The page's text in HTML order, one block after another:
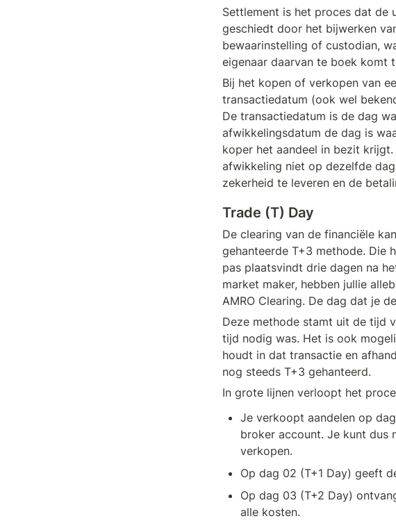
Settlement is het proces dat de
geschiedt door het bijwerken
bewaarinstelling of custodian,
eigenaar daarvan te boek komt
Bij het kopen of verkopen van
transactiedatum (ook wel
De transactiedatum is de dag
afwikkelingsdatum de dag is
koper het aandeel in bezit
afwikkeling niet op dezelfde
zekerheid te leveren en de
Trade (T) Day
De clearing van de financiële
gehanteerde T+3 methode. Die
pas plaatsvindt drie dagen na
market maker, hebben jullie
AMRO Clearing. De dag dat je
Deze methode stamt uit de tijd
tijd nodig was. Het is ook
houdt in dat transactie en
nog steeds T+3 gehanteerd.
In grote lijnen verloopt het
Je verkoopt aandelen op
broker account. Je kunt dus
verkopen.
Op dag 02 (T+1 Day) geeft
Op dag 03 (T+2 Day)
alle kosten.